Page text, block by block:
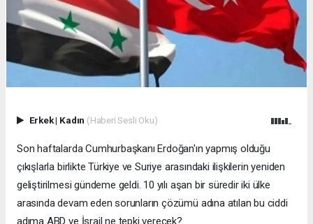
Erkek| Kadın (Haberi Sesli Oku)
Son haftalarda Cumhurbaşkanı Erdoğan'ın yapmış olduğu
çıkışlarla birlikte Türkiye ve Suriye arasındaki ilişkilerin yeniden
geliştirilmesi gündeme geldi. 10 yılı aşan bir süredir iki ülke
arasında devam eden sorunların çözümü adına atılan bu ciddi
adıma ABD ve İsrail ne tepki verecek?